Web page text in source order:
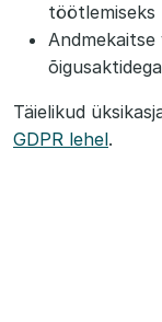
töötlemiseks
Täielikud
GDPR lehel.